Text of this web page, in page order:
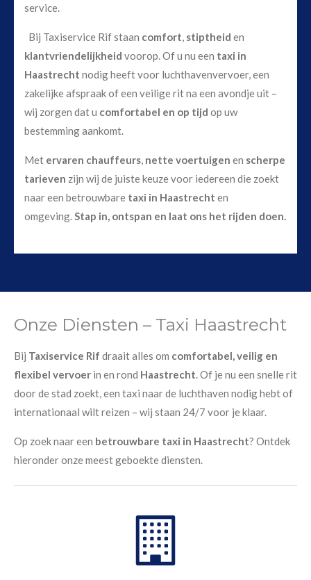
service.
Bij Taxiservice Rif staan comfort, stiptheid en
klantvriendelijkheid voorop. Of u nu een taxi in
Haastrecht nodig heeft voor luchthavenvervoer, een
zakelijke afspraak of een veilige rit na een avondje uit –
wij zorgen dat u comfortabel en op tijd op uw
bestemming aankomt.
Met ervaren chauffeurs, nette voertuigen en scherpe
tarieven zijn wij de juiste keuze voor iedereen die zoekt
naar een betrouwbare taxi in Haastrecht en
omgeving.Stap in, ontspan en laat ons het rijden doen.
Onze Diensten – Taxi Haastrecht
Bij Taxiservice Rif draait alles om comfortabel, veilig en
flexibel vervoer in en rond Haastrecht. Of je nu een snelle rit
door de stad zoekt, een taxi naar de luchthaven nodig hebt of
internationaal wilt reizen – wij staan 24/7 voor je klaar.
Op zoek naar een betrouwbare taxi in Haastrecht? Ontdek
hieronder onze meest geboekte diensten.